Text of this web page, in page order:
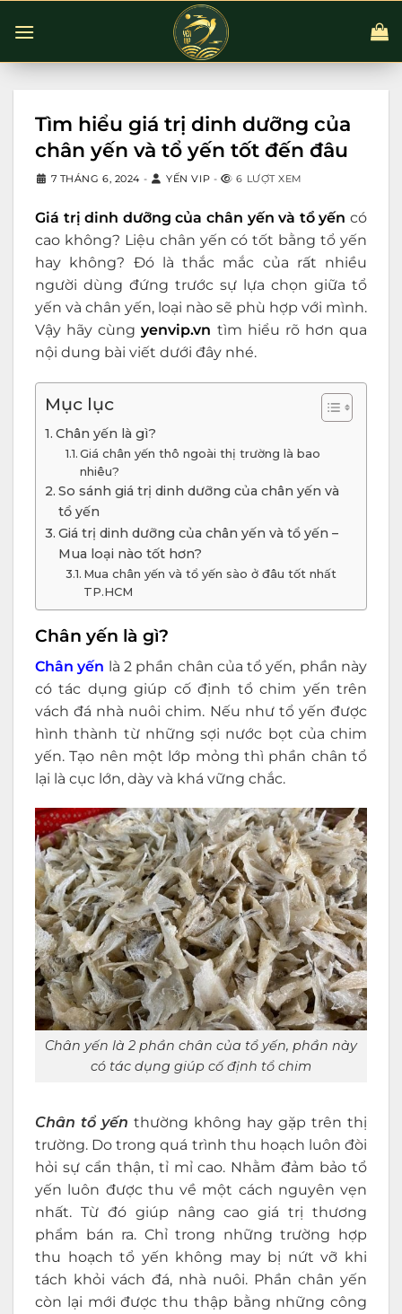
đến
Tìm hiểu giá trị dinh dưỡng của
chân yến và tổ yến tốt đến đâu
7 THÁNG 6, 2024 - YẾN VIP - 6 LƯỢT XEM
Giá trị dinh dưỡng của chân yến và tổ yến có
cao không? Liệu chân yến có tốt bằng tổ yến
hay không? Đó là thắc mắc của rất nhiều
người dùng đứng trước sự lựa chọn giữa tổ
yến và chân yến, loại nào sẽ phù hợp với mình.
Vậy hãy cùngyenvip.vn tìm hiểu rõ hơn qua
nội dung bài viết dưới đây nhé.
Mục lục
Chân yến là gì?
Giá chân yến thô ngoài thị trường là bao
nhiêu?
So sánh giá trị dinh dưỡng của chân yến và
tổ yến
Giá trị dinh dưỡng của chân yến và tổ yến –
Mua loại nào tốt hơn?
Mua chân yến và tổ yến sào ở đâu tốt nhất
TP.HCM
Chân yến là gì?
Chân yến là 2 phần chân của tổ yến, phần này
có tác dụng giúp cố định tổ chim yến trên
vách đá nhà nuôi chim. Nếu như tổ yến được
hình thành từ những sợi nước bọt của chim
yến. Tạo nên một lớp mỏng thì phần chân tổ
lại là cục lớn, dày và khá vững chắc.
Chân yến là 2 phần chân của tổ yến, phần này
có tác dụng giúp cố định tổ chim
Chân tổ yến thường không hay gặp trên thị
trường. Do trong quá trình thu hoạch luôn đòi
hỏi sự cẩn thận, tỉ mỉ cao. Nhằm đảm bảo tổ
yến luôn được thu về một cách nguyên vẹn
nhất. Từ đó giúp nâng cao giá trị thương
phẩm bán ra. Chỉ trong những trường hợp
thu hoạch tổ yến không may bị nứt vỡ khi
tách khỏi vách đá, nhà nuôi. Phần chân yến
còn lại mới được thu thập bằng những công